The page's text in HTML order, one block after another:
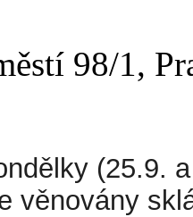
98/1,
(25.9.
věnovány